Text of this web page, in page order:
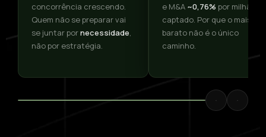
concorrência crescendo.
Quem não se preparar vai
se juntar pornecessidade,
não por estratégia.
e M&A ~0,76% por milhão
captado. Por que o mais
barato não é o único
caminho.